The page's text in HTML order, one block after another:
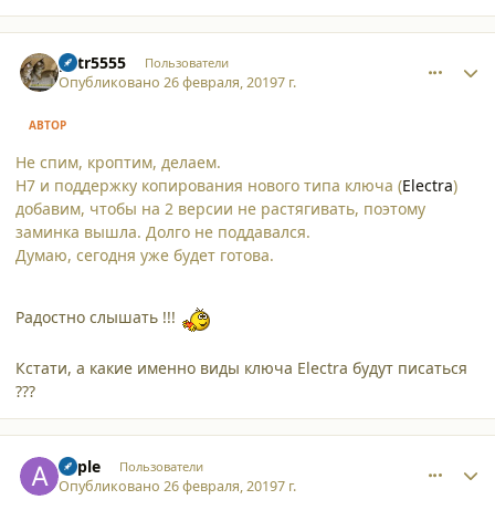
petr5555 Пользователи
Опубликовано26 февраля, 20197 г.
АВТОР
Не спим, кроптим, делаем.
H7 и поддержку копирования нового типа ключа (Electra)
добавим, чтобы на 2 версии не растягивать, поэтому
заминка вышла. Долго не поддавался.
Думаю, сегодня уже будет готова.
Радостно слышать !!!
Кстати, а какие именно виды ключа Electra будут писаться
???
apple Пользователи
Опубликовано26 февраля, 20197 г.